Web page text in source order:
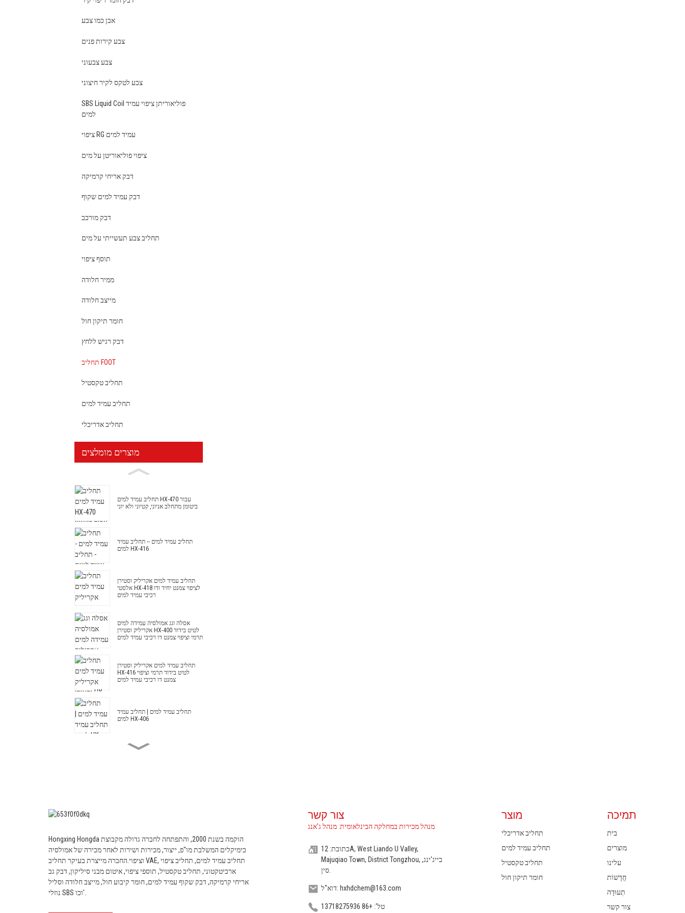
אבן כמו צבע
צבע קירות פנים
צבע צבעוני
צבע לטקס לקיר חיצוני
SBS Liquid Coil פוליאוריתן ציפוי עמיד
למים
ציפוי RG עמיד למים
ציפוי פוליאוריטן על מים
דבק אריחי קרמיקה
דבק עמיד למים שקוף
דבק מורכב
תחליב צבע תעשייתי על מים
תוסף ציפוי
ממיר חלודה
מייצב חלודה
חומר תיקון חול
דבק רגיש ללחץ
תחליב FOOT
תחליב טקסטיל
תחליב עמיד למים
תחליב אדריכלי
מוצרים מומלצים
תחליב עמיד למים HX-470 עבור
ביטומן מתחלב אניוני, קטיוני ולא יוני
תחליב עמיד למים -- תחליב עמיד
למים HX-416
תחליב עמיד למים אקריליק וסטירן
אלסטי HX-418 לציפוי צמנט יחיד ודו
רכיבי עמיד למים
אסלה וגג אמולסיה עמידה למים
אקריליק וסטירן HX-400 לטיט בידוד
תרמי וציפוי צמנט דו רכיבי עמיד למים
תחליב עמיד למים אקריליק וסטירן
HX-416 לטיט בידוד תרמי וציפוי
צמנט דו רכיבי עמיד למים
תחליב עמיד למים | תחליב עמיד
למים HX-406
אמולסיה עמידה למים אקריליק
תחליב אדריכלי מסוג אקריליק וסטירן
HX-303 שונה לציפוי קירות חיצוניים
ופנימיים בדרגה בינונית ובעלת
תחליב אדריכלי -- תחליב אדריכלי
Hongxing Hongda הוקמה בשנת 2000, והתפתחה לחברה גדולה מקבוצת
כימיקלים המשלבת מו"פ, ייצור, מכירות ושירות לאחר מכירה של אמולסיה
וציפוי.החברה מייצרת בעיקר תחליב VAE, תחליב עמיד למים, תחליב ציפוי
ארכיטקטוני, תחליב טקסטיל, תוספי ציפוי, איטום מבני סיליקון, דבק גב
אריחי קרמיקה, דבק שקוף עמיד למים, חומר קיבוע חול, מייצב חלודה וסליל
נוזלי SBS וכו'.
צור קשר
מנהל מכירות במחלקה הבינלאומית: מנהל ג'אנג
כתובת: 12A, West Liando U Valley,
Majuqiao Town, District Tongzhou, בייג'ינג,
דוא"ל: hxhdchem@163.com
טל': +86 13718275936
מוצר
תחליב אדריכלי
תחליב עמיד למים
תחליב טקסטיל
חומר תיקון חול
תמיכה
בית
מוצרים
עלינו
חֲדָשׁוֹת
תְעוּדָה
צור קשר